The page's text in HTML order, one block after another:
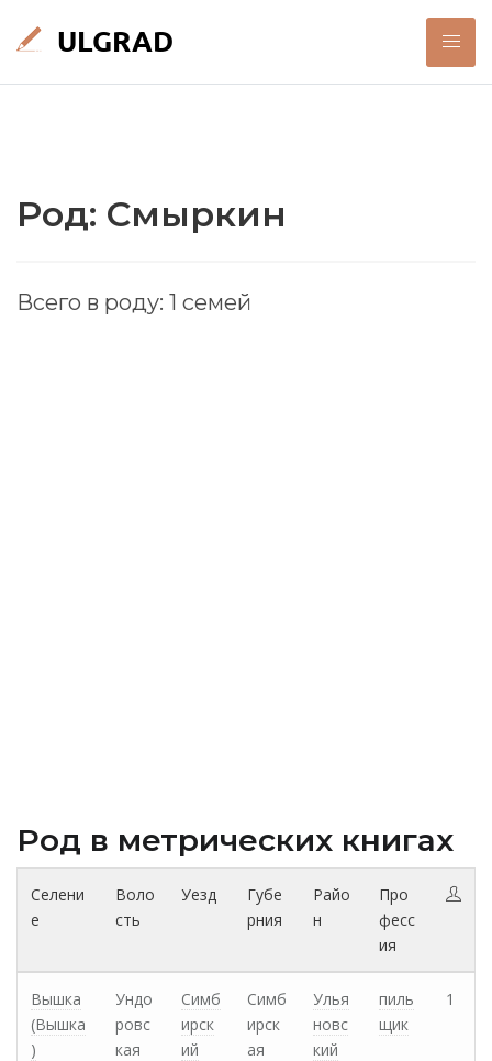
Род: Смыркин
Всего в роду: 1 семей
Род в метрических книгах
Селени
е
Воло
сть
Уезд
Губе
рния
Райо
н
Про
фесс
ия
Вышка
(Вышка
)
Ундо
ровс
кая
Симб
ирск
ий
Симб
ирск
ая
Улья
новс
кий
пиль
щик
1